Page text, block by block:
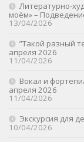
Литературно-
моём» –
13/04/2026
”Такой разный
апреля 2026
11/04/2026
Вокал и
апреля 2026
11/04/2026
Экскурсия для
10/04/2026